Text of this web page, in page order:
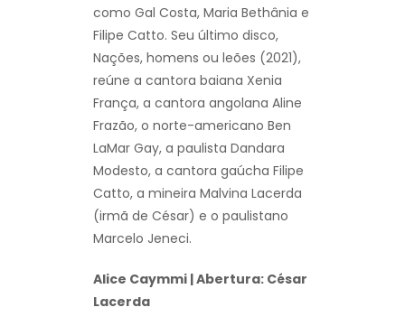
como Gal Costa, Maria Bethânia e
Filipe Catto. Seu último disco,
Nações, homens ou leões (2021),
reúne a cantora baiana Xenia
França, a cantora angolana Aline
Frazão, o norte-americano Ben
LaMar Gay, a paulista Dandara
Modesto, a cantora gaúcha Filipe
Catto, a mineira Malvina Lacerda
(irmã de César) e o paulistano
Marcelo Jeneci.
Alice Caymmi | Abertura: César
Lacerda